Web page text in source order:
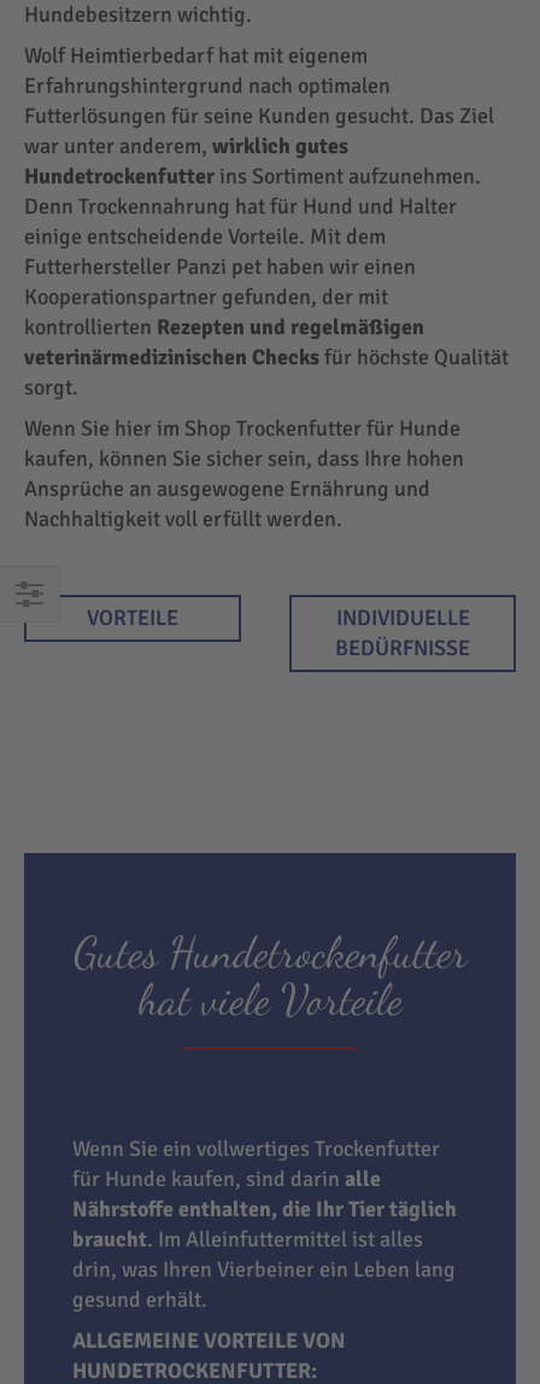
EINKAUFEN
Hundebesitzern wichtig.
Wolf Heimtierbedarf hat mit eigenem
Erfahrungshintergrund nach optimalen
Futterlösungen für seine Kunden gesucht. Das Ziel
war unter anderem, wirklich gutes
Hundetrockenfutter ins Sortiment aufzunehmen.
Denn Trockennahrung hat für Hund und Halter
einige entscheidende Vorteile. Mit dem
Futterhersteller Panzi pet haben wir einen
Kooperationspartner gefunden, der mit
kontrollierten Rezepten und regelmäßigen
veterinärmedizinischen Checksfür höchste Qualität
sorgt.
Wenn Sie hier im Shop Trockenfutter für Hunde
kaufen, können Sie sicher sein, dass Ihre hohen
Ansprüche an ausgewogene Ernährung und
Nachhaltigkeit voll erfüllt werden.
VORTEILE
INDIVIDUELLE
BEDÜRFNISSE
Gutes Hundetrockenfutter
hat viele Vorteile
Wenn Sie ein vollwertiges Trockenfutter
für Hunde kaufen, sind darin alle
Nährstoffe enthalten, die Ihr Tier täglich
braucht. Im Alleinfuttermittel ist alles
drin, was Ihren Vierbeiner ein Leben lang
gesund erhält.
ALLGEMEINE VORTEILE VON
HUNDETROCKENFUTTER: